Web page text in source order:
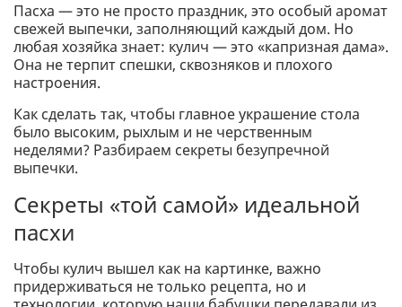
Пасха — это не просто праздник, это особый аромат
свежей выпечки, заполняющий каждый дом. Но
любая хозяйка знает: кулич — это «капризная дама».
Она не терпит спешки, сквозняков и плохого
настроения.
Как сделать так, чтобы главное украшение стола
было высоким, рыхлым и не черственным
неделями? Разбираем секреты безупречной
выпечки.
Секреты «той самой» идеальной
пасхи
Чтобы кулич вышел как на картинке, важно
придерживаться не только рецепта, но и